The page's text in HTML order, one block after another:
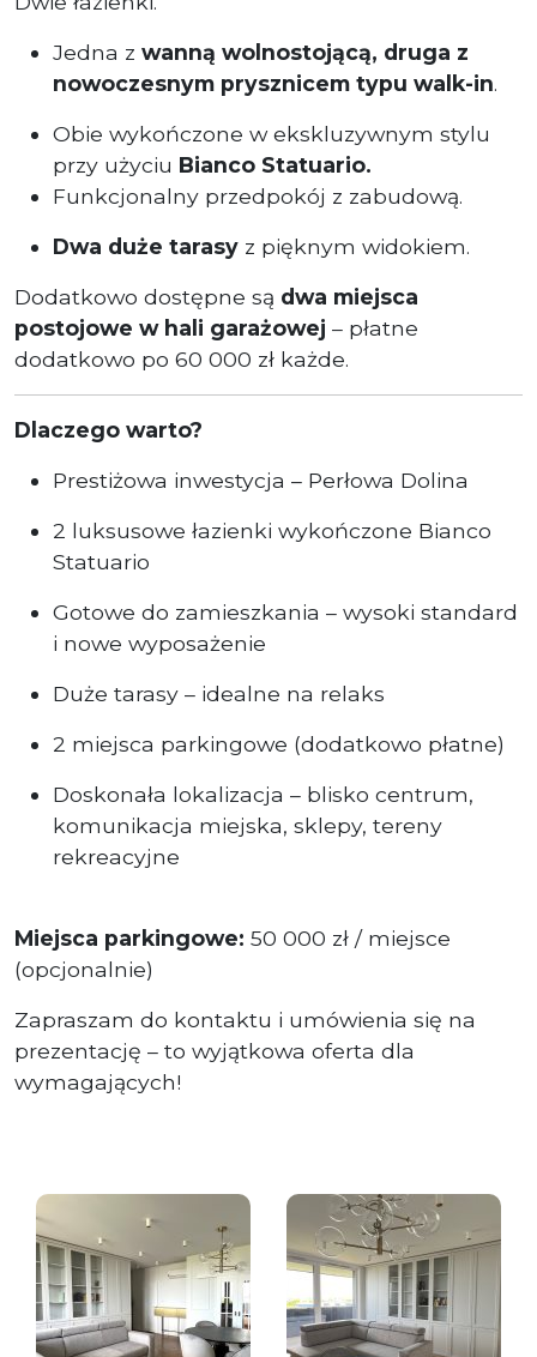
Jedna z wanną wolnostojącą, druga z
nowoczesnym prysznicem typu walk-in.
Obie wykończone w ekskluzywnym stylu
przy użyciu Bianco Statuario.
Funkcjonalny przedpokój z zabudową.
Dwa duże tarasy z pięknym widokiem.
Dodatkowo dostępne są dwa miejsca
postojowe w hali garażowej – płatne
dodatkowo po 60 000 zł każde.
Dlaczego warto?
Prestiżowa inwestycja – Perłowa Dolina
2 luksusowe łazienki wykończone Bianco
Statuario
Gotowe do zamieszkania – wysoki standard
i nowe wyposażenie
Duże tarasy – idealne na relaks
2 miejsca parkingowe (dodatkowo płatne)
Doskonała lokalizacja – blisko centrum,
komunikacja miejska, sklepy, tereny
rekreacyjne
Miejsca parkingowe: 50 000 zł / miejsce
(opcjonalnie)
Zapraszam do kontaktu i umówienia się na
prezentację – to wyjątkowa oferta dla
wymagających!